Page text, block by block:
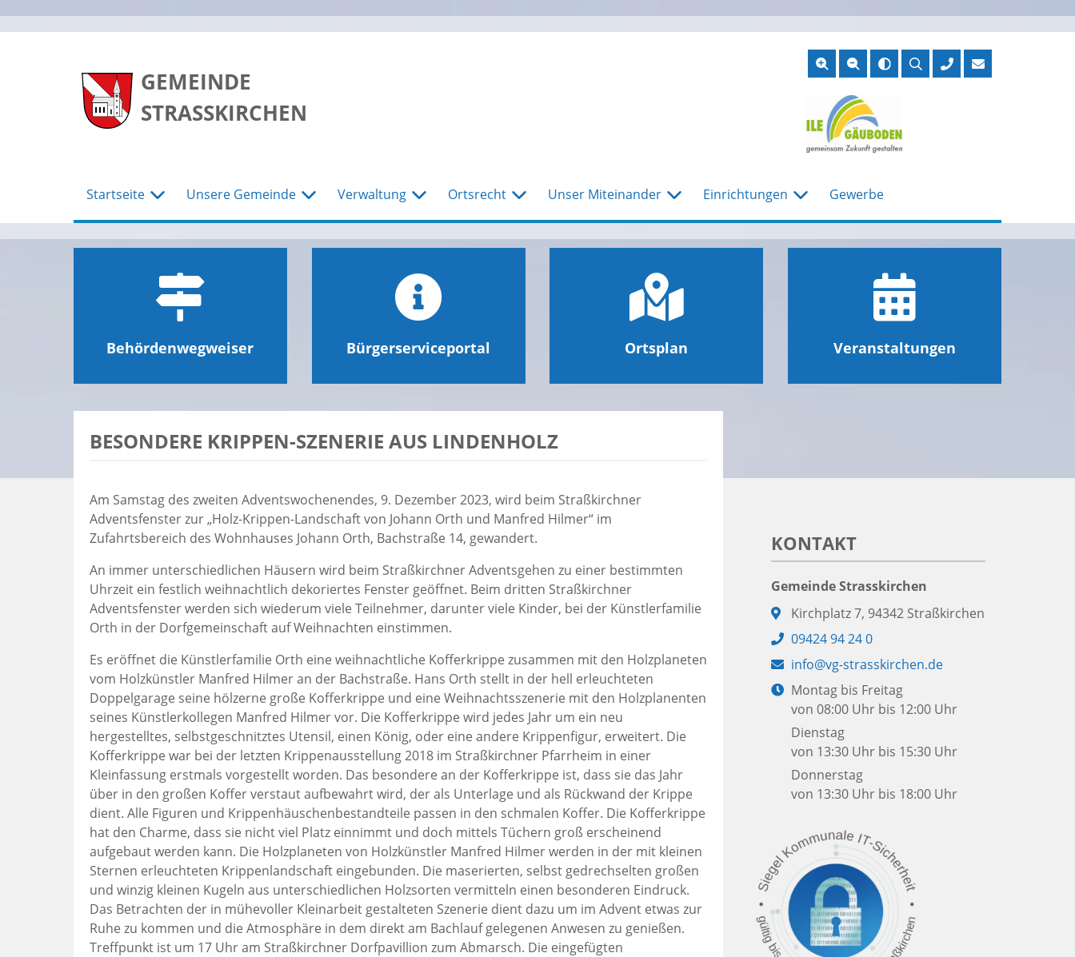
GEMEINDE
STRASSKIRCHEN
Suche
Startseite Unsere Gemeinde Verwaltung Ortsrecht Unser Miteinander Einrichtungen Gewerbe
Behördenwegweiser Bürgerserviceportal Ortsplan Veranstaltungen
BESONDERE KRIPPEN-SZENERIE AUS LINDENHOLZ
Am Samstag des zweiten Adventswochenendes, 9. Dezember 2023, wird beim Straßkirchner
Adventsfenster zur „Holz-Krippen-Landschaft von Johann Orth und Manfred Hilmer“ im
Zufahrtsbereich des Wohnhauses Johann Orth, Bachstraße 14, gewandert.
An immer unterschiedlichen Häusern wird beim Straßkirchner Adventsgehen zu einer bestimmten
Uhrzeit ein festlich weihnachtlich dekoriertes Fenster geöffnet. Beim dritten Straßkirchner
Adventsfenster werden sich wiederum viele Teilnehmer, darunter viele Kinder, bei der Künstlerfamilie
Orth in der Dorfgemeinschaft auf Weihnachten einstimmen.
Es eröffnet die Künstlerfamilie Orth eine weihnachtliche Kofferkrippe zusammen mit den Holzplaneten
vom Holzkünstler Manfred Hilmer an der Bachstraße. Hans Orth stellt in der hell erleuchteten
Doppelgarage seine hölzerne große Kofferkrippe und eine Weihnachtsszenerie mit den Holzplanenten
seines Künstlerkollegen Manfred Hilmer vor. Die Kofferkrippe wird jedes Jahr um ein neu
hergestelltes, selbstgeschnitztes Utensil, einen König, oder eine andere Krippenfigur, erweitert. Die
Kofferkrippe war bei der letzten Krippenausstellung 2018 im Straßkirchner Pfarrheim in einer
Kleinfassung erstmals vorgestellt worden. Das besondere an der Kofferkrippe ist, dass sie das Jahr
über in den großen Koffer verstaut aufbewahrt wird, der als Unterlage und als Rückwand der Krippe
dient. Alle Figuren und Krippenhäuschenbestandteile passen in den schmalen Koffer. Die Kofferkrippe
hat den Charme, dass sie nicht viel Platz einnimmt und doch mittels Tüchern groß erscheinend
aufgebaut werden kann. Die Holzplaneten von Holzkünstler Manfred Hilmer werden in der mit kleinen
Sternen erleuchteten Krippenlandschaft eingebunden. Die maserierten, selbst gedrechselten großen
und winzig kleinen Kugeln aus unterschiedlichen Holzsorten vermitteln einen besonderen Eindruck.
Das Betrachten der in mühevoller Kleinarbeit gestalteten Szenerie dient dazu um im Advent etwas zur
Ruhe zu kommen und die Atmosphäre in dem direkt am Bachlauf gelegenen Anwesen zu genießen.
Treffpunkt ist um 17 Uhr am Straßkirchner Dorfpavillion zum Abmarsch. Die eingefügten
KONTAKT
Gemeinde Strasskirchen
Adresse:
Kirchplatz 7, 94342 Straßkirchen
Telefon:
09424 94 24 0
E-
Mail:
info@vg-strasskirchen.de
Öffnungszeiten:
Montag bis Freitag
von 08:00 Uhr bis 12:00 Uhr
Dienstag
von 13:30 Uhr bis 15:30 Uhr
Donnerstag
von 13:30 Uhr bis 18:00 Uhr